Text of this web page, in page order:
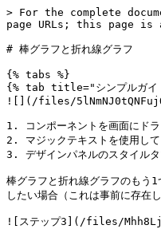
> For the complete
page URLs; this page is
# 棒グラフと折れ線グラフ
{% tabs %}
{% tab title="シンプルガイ
![](/files/
1. コンポーネントを画面にド
2. マジックテキストを使用し
3. デザインパネルのスタイルタ
棒グラフと折れ線グラフのも
したい場合（これは事前に存
![ステップ3](/files/